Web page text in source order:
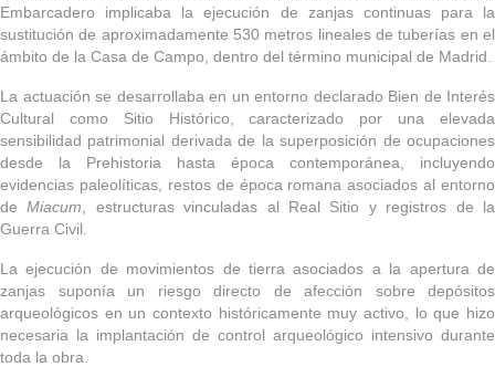
Embarcadero implicaba la ejecución de zanjas continuas para la
sustitución de aproximadamente 530 metros lineales de tuberías en el
ámbito de la Casa de Campo, dentro del término municipal de Madrid.
La actuación se desarrollaba en un entorno declarado Bien de Interés
Cultural como Sitio Histórico, caracterizado por una elevada
sensibilidad patrimonial derivada de la superposición de ocupaciones
desde la Prehistoria hasta época contemporánea, incluyendo
evidencias paleolíticas, restos de época romana asociados al entorno
deMiacum , estructuras vinculadas al Real Sitio y registros de la
Guerra Civil.
La ejecución de movimientos de tierra asociados a la apertura de
zanjas suponía un riesgo directo de afección sobre depósitos
arqueológicos en un contexto históricamente muy activo, lo que hizo
necesaria la implantación de control arqueológico intensivo durante
toda la obra.